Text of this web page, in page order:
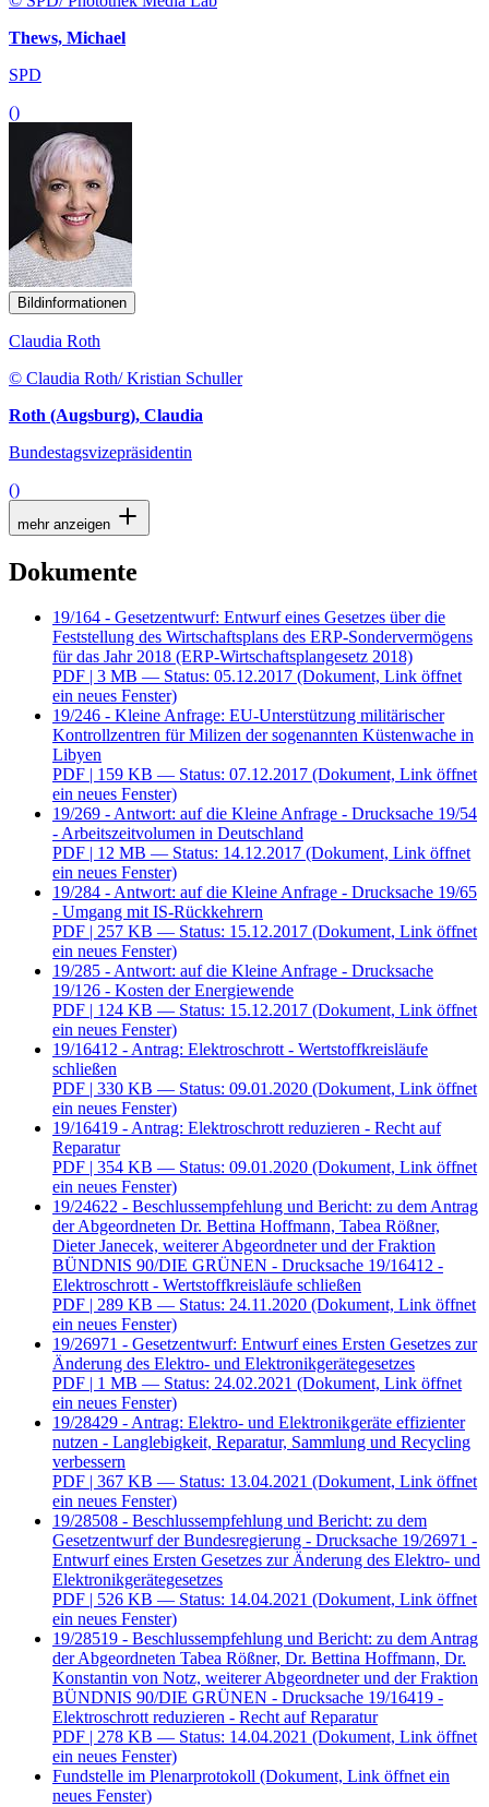
Thews, Michael
SPD
()
Bildinformationen
Claudia Roth
© Claudia Roth/ Kristian Schuller
Roth (Augsburg), Claudia
Bundestagsvizepräsidentin
()
mehr anzeigen
Dokumente
19/164 - Gesetzentwurf: Entwurf eines Gesetzes über die
Feststellung des Wirtschaftsplans des ERP-Sondervermögens
für das Jahr 2018 (ERP-Wirtschaftsplangesetz 2018)
PDF | 3 MB — Status: 05.12.2017 (Dokument, Link öffnet
ein neues Fenster)
19/246 - Kleine Anfrage: EU-Unterstützung militärischer
Kontrollzentren für Milizen der sogenannten Küstenwache in
Libyen
PDF | 159 KB — Status: 07.12.2017 (Dokument, Link öffnet
ein neues Fenster)
19/269 - Antwort: auf die Kleine Anfrage - Drucksache 19/54
- Arbeitszeitvolumen in Deutschland
PDF | 12 MB — Status: 14.12.2017 (Dokument, Link öffnet
ein neues Fenster)
19/284 - Antwort: auf die Kleine Anfrage - Drucksache 19/65
- Umgang mit IS-Rückkehrern
PDF | 257 KB — Status: 15.12.2017 (Dokument, Link öffnet
ein neues Fenster)
19/285 - Antwort: auf die Kleine Anfrage - Drucksache
19/126 - Kosten der Energiewende
PDF | 124 KB — Status: 15.12.2017 (Dokument, Link öffnet
ein neues Fenster)
19/16412 - Antrag: Elektroschrott - Wertstoffkreisläufe
schließen
PDF | 330 KB — Status: 09.01.2020 (Dokument, Link öffnet
ein neues Fenster)
19/16419 - Antrag: Elektroschrott reduzieren - Recht auf
Reparatur
PDF | 354 KB — Status: 09.01.2020 (Dokument, Link öffnet
ein neues Fenster)
19/24622 - Beschlussempfehlung und Bericht: zu dem Antrag
der Abgeordneten Dr. Bettina Hoffmann, Tabea Rößner,
Dieter Janecek, weiterer Abgeordneter und der Fraktion
BÜNDNIS 90/DIE GRÜNEN - Drucksache 19/16412 -
Elektroschrott - Wertstoffkreisläufe schließen
PDF | 289 KB — Status: 24.11.2020 (Dokument, Link öffnet
ein neues Fenster)
19/26971 - Gesetzentwurf: Entwurf eines Ersten Gesetzes zur
Änderung des Elektro- und Elektronikgerätegesetzes
PDF | 1 MB — Status: 24.02.2021 (Dokument, Link öffnet
ein neues Fenster)
19/28429 - Antrag: Elektro- und Elektronikgeräte effizienter
nutzen - Langlebigkeit, Reparatur, Sammlung und Recycling
verbessern
PDF | 367 KB — Status: 13.04.2021 (Dokument, Link öffnet
ein neues Fenster)
19/28508 - Beschlussempfehlung und Bericht: zu dem
Gesetzentwurf der Bundesregierung - Drucksache 19/26971 -
Entwurf eines Ersten Gesetzes zur Änderung des Elektro- und
Elektronikgerätegesetzes
PDF | 526 KB — Status: 14.04.2021 (Dokument, Link öffnet
ein neues Fenster)
19/28519 - Beschlussempfehlung und Bericht: zu dem Antrag
der Abgeordneten Tabea Rößner, Dr. Bettina Hoffmann, Dr.
Konstantin von Notz, weiterer Abgeordneter und der Fraktion
BÜNDNIS 90/DIE GRÜNEN - Drucksache 19/16419 -
Elektroschrott reduzieren - Recht auf Reparatur
PDF | 278 KB — Status: 14.04.2021 (Dokument, Link öffnet
ein neues Fenster)
Fundstelle im Plenarprotokoll (Dokument, Link öffnet ein
neues Fenster)